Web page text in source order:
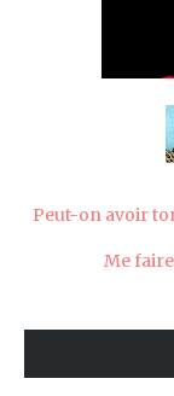
Peut-on avoir
Me